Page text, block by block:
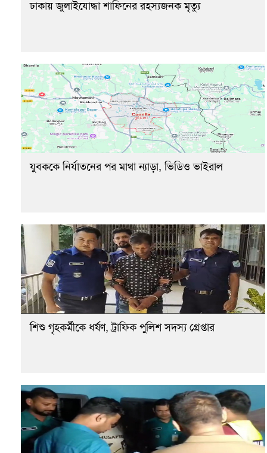
ঢাকায় জুলাইযোদ্ধা শাফিনের রহস্যজনক মৃত্যু
যুবককে নির্যাতনের পর মাথা ন্যাড়া, ভিডিও ভাইরাল
শিশু গৃহকর্মীকে ধর্ষণ, ট্রাফিক পুলিশ সদস্য গ্রেপ্তার